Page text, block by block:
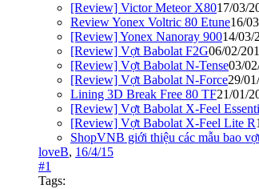
[Review] Victor Meteor X8017/03/
Review Yonex Voltric 80 Etune16/
[Review] Yonex Nanoray 90014/03/
[Review] Vợt Babolat F2G06/02/
[Review] Vợt Babolat N-Tense03/
[Review] Vợt Babolat N-Force29/
Lining 3D Break Free 80 TF21/01/
[Review] Vợt Babolat X-Feel
[Review] Vợt Babolat X-Feel Lite R
ShopVNB giới thiệu các mẫu bao
loveB, 16/4/15
#1
Tags: